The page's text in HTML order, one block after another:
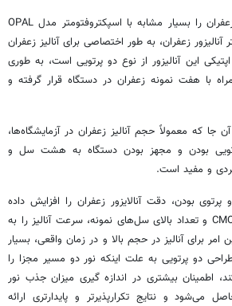
را بسیار مشابه با اسپکتروفتومتر
مدل OPAL
آنالیزور زعفران، به طور اختصاصی برای آنالیز زعفران
این آنالیزور از نوع دو پرتویی است، به طوری
با هفت نمونه زعفران در دستگاه قرار گرفته و
جا که معمولاً حجم آنالیز زعفران در آزمایشگاه‌ها،
بودن و مجهز بودن دستگاه به هشت سل و
پرتوی بودن، دقتآنالایزور زعفران را افزایش داده
است؛ گفت: اسکن سریع CMOS و تعداد بالای سل‌های نمونه، سرعت آنالیز را به
امر برای آنالیز در حجم بالا و در زمان واقعی، بسیار
دو پرتویی به علت اینکه نور دو مسیر مجزا را
اطمینان بیشتری در اندازهگیری میزان جذب نور
می‌شود و نتایجتکرارپذیرتر و پایدارتری ارائه